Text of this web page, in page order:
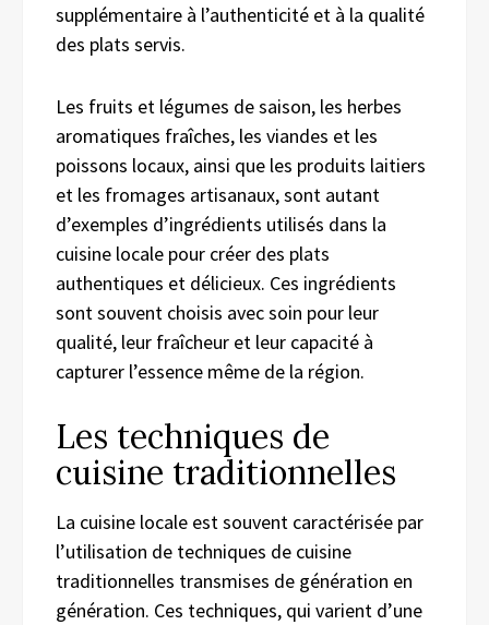
supplémentaire à l’authenticité et à la qualité
des plats servis.
Les fruits et légumes de saison, les herbes
aromatiques fraîches, les viandes et les
poissons locaux, ainsi que les produits laitiers
et les fromages artisanaux, sont autant
d’exemples d’ingrédients utilisés dans la
cuisine locale pour créer des plats
authentiques et délicieux. Ces ingrédients
sont souvent choisis avec soin pour leur
qualité, leur fraîcheur et leur capacité à
capturer l’essence même de la région.
Les techniques de
cuisine traditionnelles
La cuisine locale est souvent caractérisée par
l’utilisation de techniques de cuisine
traditionnelles transmises de génération en
génération. Ces techniques, qui varient d’une